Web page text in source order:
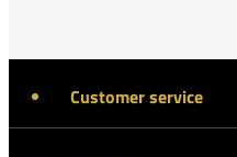
Customer service